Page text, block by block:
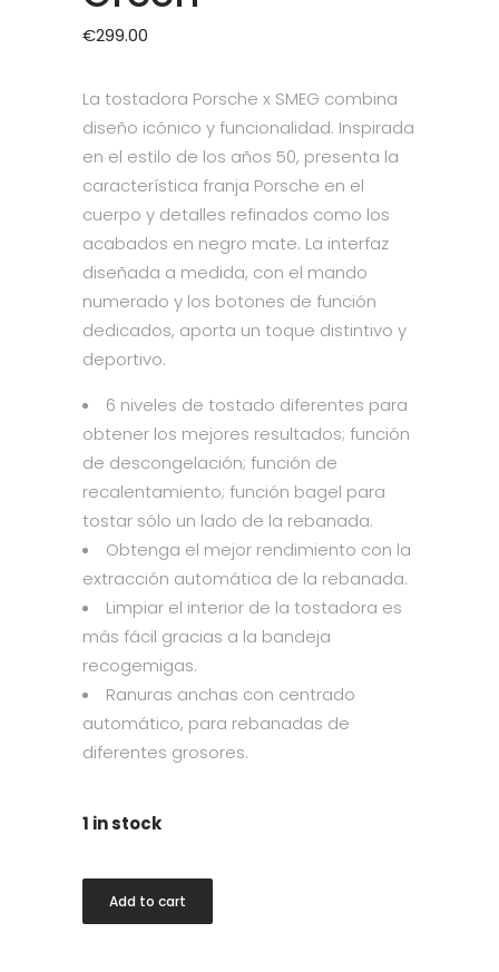
€299.00
La tostadora Porsche x SMEG combina
diseño icónico y funcionalidad. Inspirada
en el estilo de los años 50, presenta la
característica franja Porsche en el
cuerpo y detalles refinados como los
acabados en negro mate. La interfaz
diseñada a medida, con el mando
numerado y los botones de función
dedicados, aporta un toque distintivo y
deportivo.
6 niveles de tostado diferentes para
obtener los mejores resultados; función
de descongelación; función de
recalentamiento; función bagel para
tostar sólo un lado de la rebanada.
Obtenga el mejor rendimiento con la
extracción automática de la rebanada.
Limpiar el interior de la tostadora es
más fácil gracias a la bandeja
recogemigas.
Ranuras anchas con centrado
automático, para rebanadas de
diferentes grosores.
1 in stock
Smeg
Porsche
Add to cart